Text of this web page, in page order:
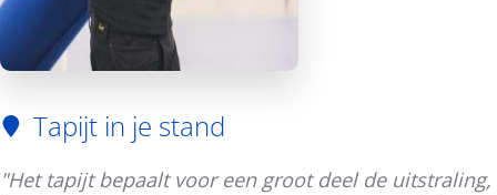
Tapijt in je stand
"Het tapijt bepaalt voor een groot deel de uitstraling,